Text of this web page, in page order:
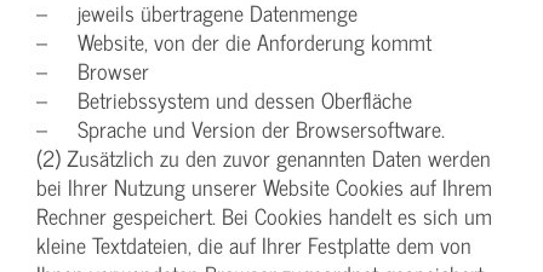
– jeweils übertragene Datenmenge
– Website, von der die Anforderung kommt
– Browser
– Betriebssystem und dessen Oberfläche
– Sprache und Version der Browsersoftware.
(2) Zusätzlich zu den zuvor genannten Daten werden
bei Ihrer Nutzung unserer Website Cookies auf Ihrem
Rechner gespeichert. Bei Cookies handelt es sich um
kleine Textdateien, die auf Ihrer Festplatte dem von